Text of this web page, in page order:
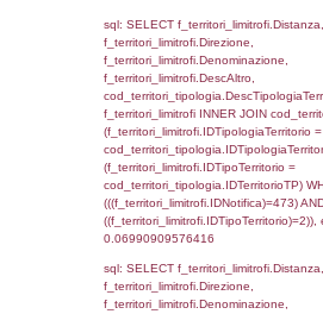
executionMS:
sql: SELECT
INNER JOIN
executionMS: